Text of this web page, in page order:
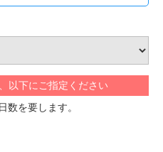
以下にご指定ください
を要します。